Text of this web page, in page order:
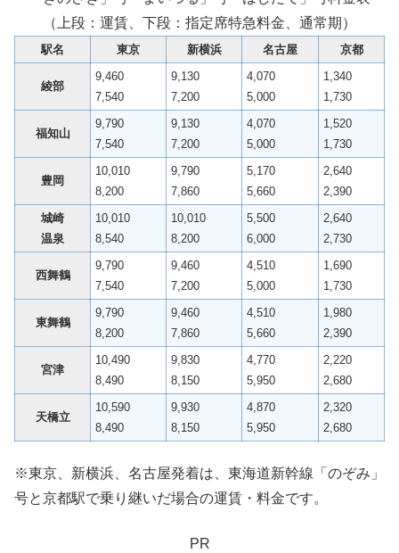
（上段：運賃、下段：指定席特急料金、通常期）
駅名 東京 新横浜 名古屋 京都
綾部
9,460
7,540
9,130
7,200
4,070
5,000
1,340
1,730
福知山
9,790
7,540
9,130
7,200
4,070
5,000
1,520
1,730
豊岡
10,010
8,200
9,790
7,860
5,170
5,660
2,640
2,390
城崎
温泉
10,010
8,540
10,010
8,200
5,500
6,000
2,640
2,730
西舞鶴
9,790
7,540
9,460
7,200
4,510
5,000
1,690
1,730
東舞鶴
9,790
8,200
9,460
7,860
4,510
5,660
1,980
2,390
宮津
10,490
8,490
9,830
8,150
4,770
5,950
2,220
2,680
天橋立
10,590
8,490
9,930
8,150
4,870
5,950
2,320
2,680
※東京、新横浜、名古屋発着は、東海道新幹線「のぞみ」
号と京都駅で乗り継いだ場合の運賃・料金です。
PR